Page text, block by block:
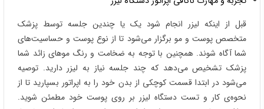
قبل از اینکه لیزر انجام شود یک یا چندین جلسه توسط پزشک
متخصص پوست و مو برگزار می‌شود تا از نوع پوست و حساسیت‌های
شما آگاه شوند. همچنین با توجه به ضخامت و رنگ موهای زائد شما
پزشک تشخیص می‌دهد که چند جلسه نیاز به لیزر دارید. توصیه
می‌شود در ابتدا قسمت کوچکی از بدن خود را به اپراتور بسپارید تا از
نحوه‌ی کار و تست دستگاه لیزر بر روی پوست خود مطمئن شوید.